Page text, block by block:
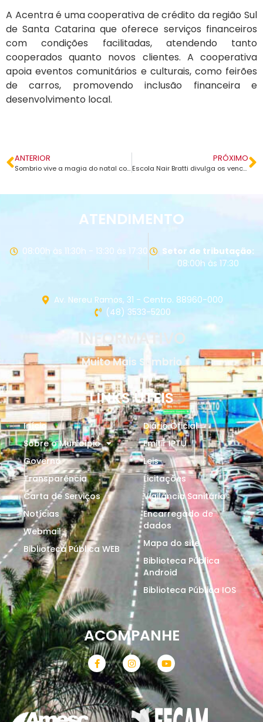
A Acentra é uma cooperativa de crédito da região Sul
de Santa Catarina que oferece serviços financeiros
com condições facilitadas, atendendo tanto
cooperados quanto novos clientes. A cooperativa
apoia eventos comunitários e culturais, como feirões
de carros, promovendo inclusão financeira e
desenvolvimento local​.
ANTERIOR
Sombrio vive a magia do natal com programação especial para todas as idades
PRÓXIMO
Escola Nair Bratti divulga os vencedores da gincana A Miscigenação Está no Sangue
ATENDIMENTO
08:00h às 11:30h - 13:30 às 17:30
Setor de tributação:
08:00h às 17:30
Av. Nereu Ramos, 31 - Centro. 88960-000
(48) 3533-5200
INFORMATIVO
Muito Mais Sombrio
LINKS ÚTEIS
Início
Sobre o Município
Governo
Transparência
Carta de Serviços
Notícias
Webmail
Biblioteca Pública WEB
Diário Oficial
Emitir IPTU
Leis
Licitações
Vigilância Sanitária
Encarregado de
dados
Mapa do site
Biblioteca Pública
Android
Biblioteca Pública IOS
ACOMPANHE